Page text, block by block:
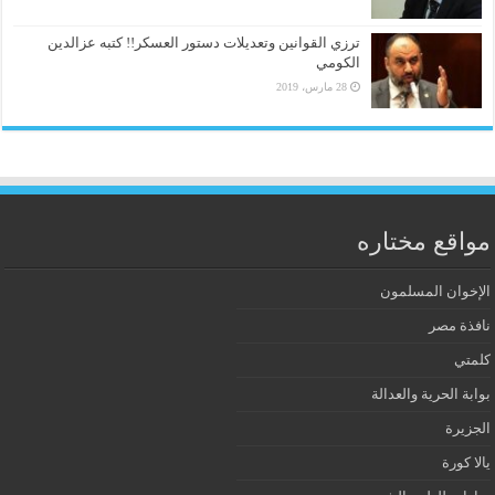
ترزي القوانين وتعديلات دستور العسكر!! كتبه عزالدين
الكومي
28 مارس، 2019
مواقع مختاره
الإخوان المسلمون
نافذة مصر
كلمتي
بوابة الحرية والعدالة
الجزيرة
يالا كورة